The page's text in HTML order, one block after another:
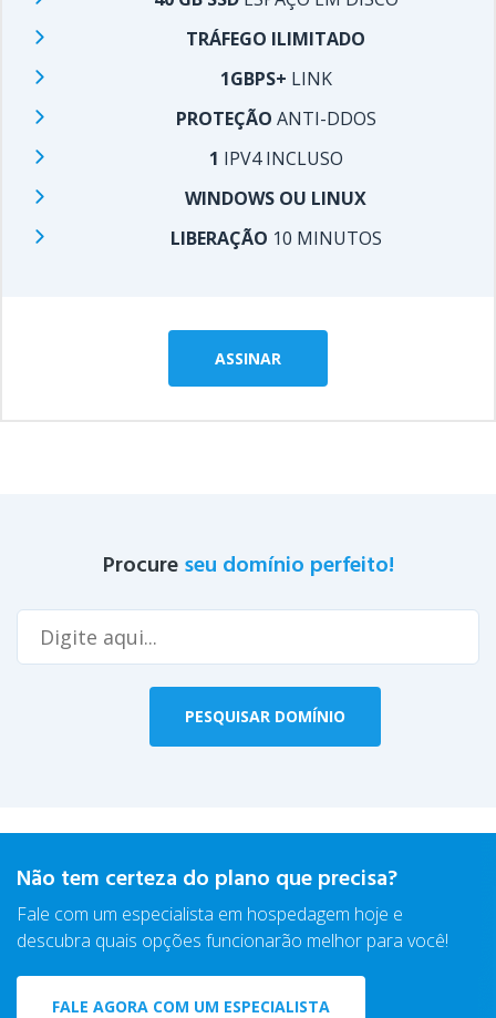
TRÁFEGO ILIMITADO
1GBPS+ LINK
PROTEÇÃO ANTI-DDOS
1 IPV4 INCLUSO
WINDOWS OU LINUX
LIBERAÇÃO 10 MINUTOS
ASSINAR
Procure seu domínio perfeito!
Não tem certeza do plano que precisa?
Fale com um especialista em hospedagem hoje e
descubra quais opções funcionarão melhor para você!
FALE AGORA COM UM ESPECIALISTA